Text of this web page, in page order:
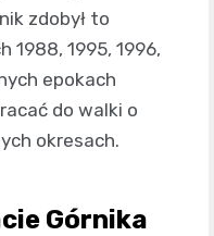
zdobył to
1988, 1995, 1996,
epokach
do walki o
okresach.
Górnika